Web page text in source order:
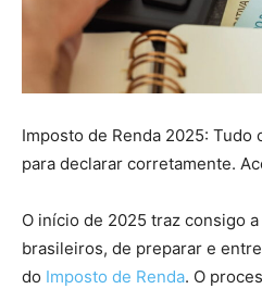
Imposto de Renda 2025:
para declarar corretamente.
O início de 2025 traz consigo
brasileiros, de preparar e
do Imposto de Renda. O